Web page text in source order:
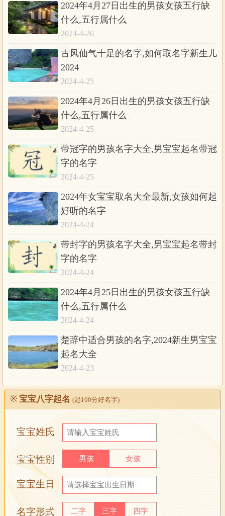
2024年4月27日出生的男孩女孩五行缺
什么,五行属什么
2024-4-26
古风仙气十足的名字,如何取名字新生儿
2024
2024-4-25
2024年4月26日出生的男孩女孩五行缺
什么,五行属什么
2024-4-25
带冠字的男孩名字大全,男宝宝起名带冠
字的名字
2024-4-25
2024年女宝宝取名大全最新,女孩如何起
好听的名字
2024-4-24
带封字的男孩名字大全,男宝宝起名带封
字的名字
2024-4-24
2024年4月25日出生的男孩女孩五行缺
什么,五行属什么
2024-4-24
楚辞中适合男孩的名字,2024新生男宝宝
起名大全
2024-4-23
※ 宝宝八字起名 (起100分好名字)
宝宝姓氏
宝宝性别 男孩 女孩
宝宝生日
名字形式 二字 三字 四字